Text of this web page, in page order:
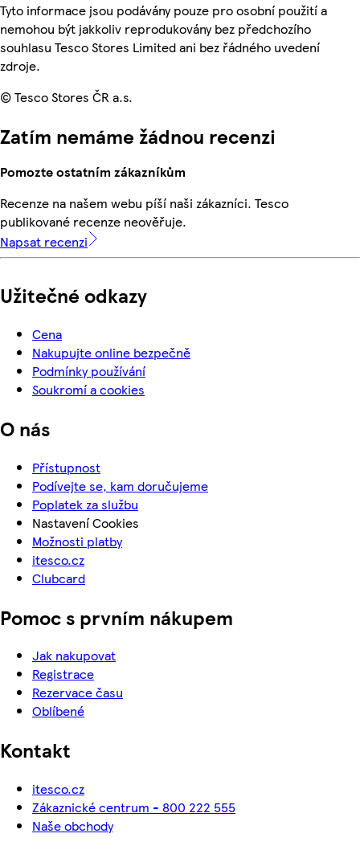
Tyto informace jsou podávány pouze pro osobní použití a
nemohou být jakkoliv reprodukovány bez předchozího
souhlasu Tesco Stores Limited ani bez řádného uvedení
zdroje.
© Tesco Stores ČR a.s.
Zatím nemáme žádnou recenzi
Pomozte ostatním zákazníkům
Recenze na našem webu píší naši zákazníci. Tesco
publikované recenze neověřuje.
Napsat recenzi
Užitečné odkazy
Cena
Nakupujte online bezpečně
Podmínky používání
Soukromí a cookies
O nás
Přístupnost
Podívejte se, kam doručujeme
Poplatek za službu
Nastavení Cookies
Možnosti platby
itesco.cz
Clubcard
Pomoc s prvním nákupem
Jak nakupovat
Registrace
Rezervace času
Oblíbené
Kontakt
itesco.cz
Zákaznické centrum - 800 222 555
Naše obchody